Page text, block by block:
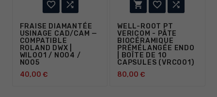
 
FRAISE DIAMANTÉE
USINAGE CAD/CAM —
COMPATIBLE
ROLAND DWX |
WIL001 / N004 /
N005
40,00 €
  
WELL-ROOT PT
VERICOM - PÂTE
BIOCÉRAMIQUE
PRÉMÉLANGÉE ENDO
| BOÎTE DE 10
CAPSULES (VRC001)
80,00 €